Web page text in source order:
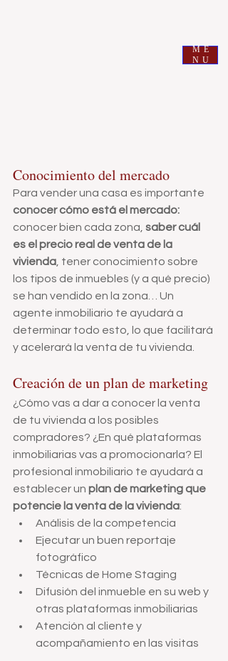
ME
NU
Conocimiento del mercado
Para vender una casa es importante
conocer cómo está el mercado:
conocer bien cada zona, saber cuál
es el precio real de venta de la
vivienda, tener conocimiento sobre
los tipos de inmuebles (y a qué precio)
se han vendido en la zona… Un
agente inmobiliario te ayudará a
determinar todo esto, lo que facilitará
y acelerará la venta de tu vivienda.
Creación de un plan de marketing
¿Cómo vas a dar a conocer la venta
de tu vivienda a los posibles
compradores? ¿En qué plataformas
inmobiliarias vas a promocionarla? El
profesional inmobiliario te ayudará a
establecer un plan de marketing que
potencie la venta de la vivienda:
Análisis de la competencia
Ejecutar un buen reportaje
fotográfico
Técnicas de Home Staging
Difusión del inmueble en su web y
otras plataformas inmobiliarias
Atención al cliente y
acompañamiento en las visitas